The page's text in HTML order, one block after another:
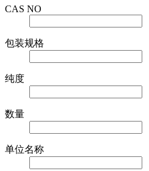
CAS NO
包装规格
纯度
数量
单位名称